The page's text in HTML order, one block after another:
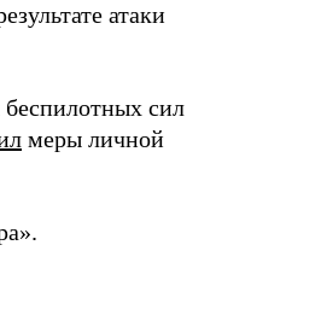
атаки
сил
меры личной